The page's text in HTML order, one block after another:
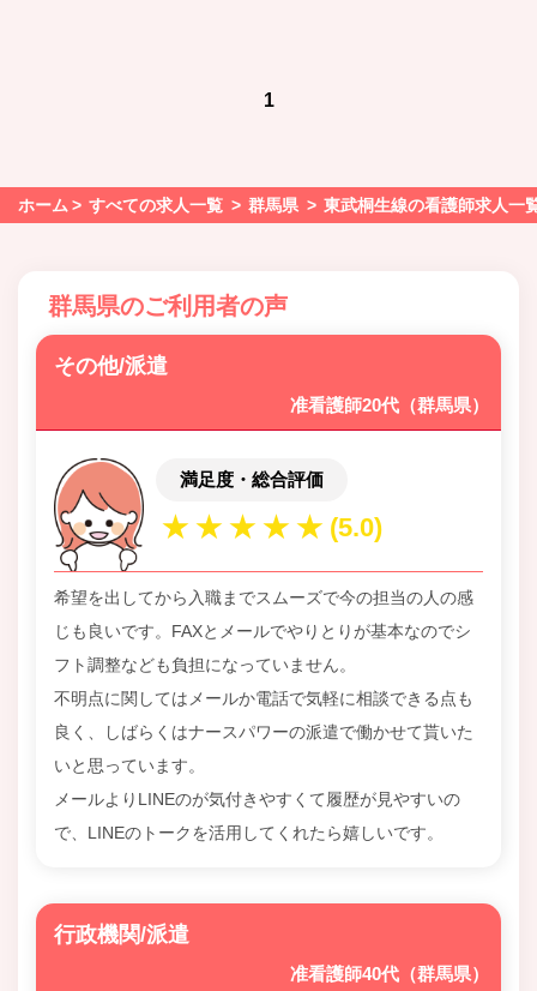
1
ホーム すべての求人一覧 群馬県 東武桐生線の看護師求人一
群馬県のご利用者の声
その他/派遣
准看護師20代（群馬県）
満足度・総合評価
希望を出してから入職までスムーズで今の担当の人の感
じも良いです。FAXとメールでやりとりが基本なのでシ
フト調整なども負担になっていません。
不明点に関してはメールか電話で気軽に相談できる点も
良く、しばらくはナースパワーの派遣で働かせて貰いた
いと思っています。
メールよりLINEのが気付きやすくて履歴が見やすいの
で、LINEのトークを活用してくれたら嬉しいです。
行政機関/派遣
准看護師40代（群馬県）